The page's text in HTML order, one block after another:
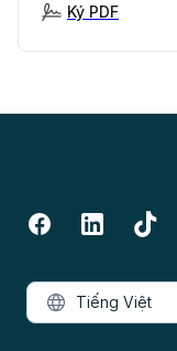
Ký PDF
Tiếng Việt